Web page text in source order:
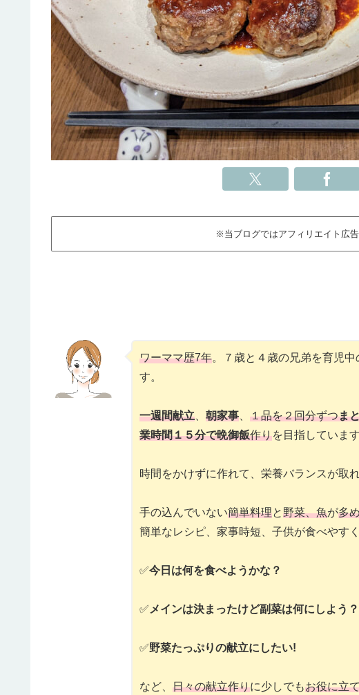
※当ブログではアフィリエイト広告
ワーママ歴7年。７歳と４歳の兄弟を育児中
す。
一週間献立 朝家事 １品を２回分ずつま
業時間１５分で晩御飯作りを目指しています
時間をかけずに作れて、栄養バランスが取
手の込んでいない簡単料理と野菜、魚が多
簡単なレシピ、家事時短、子供が食べやす
✅今日は何を食べようかな？
✅ メインは決まったけど副菜は何にしよう？
✅野菜たっぷりの献立にしたい!
など、 日々の献立作りに少しでもお役に立